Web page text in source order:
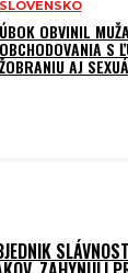
SLOVENSKO
ÚBOK OBVINIL
S
AJ